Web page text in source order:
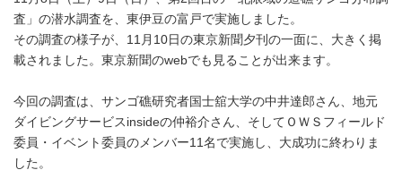
査」の潜水調査を、東伊豆の富戸で実施しました。
その調査の様子が、11月10日の東京新聞夕刊の一面に、大きく掲
載されました。東京新聞のwebでも見ることが出来ます。
今回の調査は、サンゴ礁研究者国士舘大学の中井達郎さん、地元
ダイビングサービスinsideの仲裕介さん、そしてＯＷＳフィールド
委員・イベント委員のメンバー11名で実施し、大成功に終わりま
した。